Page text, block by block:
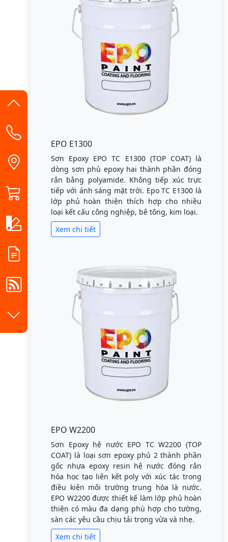
EPO E1300
Sơn Epoxy EPO TC E1300 (TOP COAT) là
dòng sơn phủ epoxy hai thành phần đóng
rắn bằng polyamide. Không tiếp xúc trực
tiếp với ánh sáng mặt trời. Epo TC E1300 là
lớp phủ hoàn thiện thích hợp cho nhiều
loại kết cấu công nghiệp, bê tông, kim loại.
Xem chi tiết
EPO W2200
Sơn Epoxy hệ nước EPO TC W2200 (TOP
COAT) là loại sơn epoxy phủ 2 thành phần
gốc nhựa epoxy resin hệ nước đóng rắn
hóa học tạo liên kết poly với xúc tác trong
điều kiện môi trường trung hòa là nước.
EPO W2200 được thiết kế làm lớp phủ hoàn
thiện có màu đa dạng phù hợp cho tường,
sàn các yêu cầu chịu tải trọng vừa và nhẹ.
Xem chi tiết